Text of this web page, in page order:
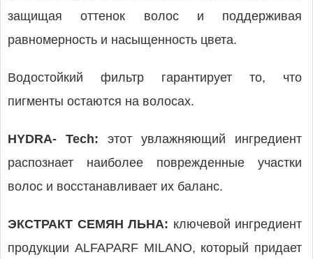
защищая оттенок волос и поддерживая
равномерность и насыщенность цвета.
Водостойкий фильтр гарантирует то, что
пигменты остаются на волосах.
HYDRA- Tech: этот увлажняющий ингредиент
распознает наиболее поврежденные участки
волос и восстанавливает их баланс.
ЭКСТРАКТ СЕМЯН ЛЬНА: ключевой ингредиент
продукции ALFAPARF MILANO, который придает